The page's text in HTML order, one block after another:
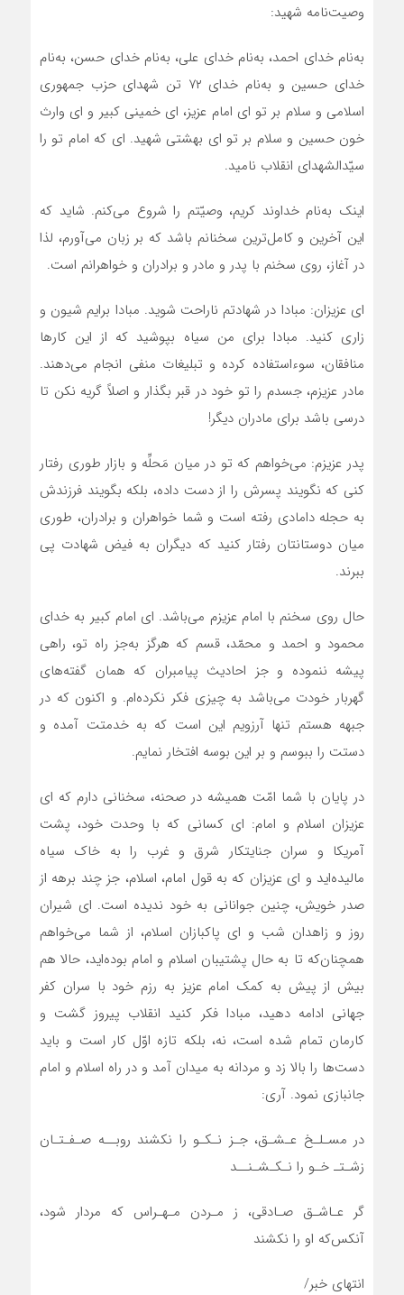
وصیت‌نامه شهید:
به‌نام‌ خدای‌ احمد، به‌نام‌ خدای‌ علی، به‌نام‌ خدای‌ حسن، به‌نام‌
خدای‌ حسین و به‌نام خدای ۷۲ تن شهدای حزب جمهوری
اسلامی و سلام بر تو ای امام عزیز، ای خمینی کبیر و ای وارث
خون حسین و سلام بر تو ای بهشتی شهید. ای که امام تو را
سیّدالشهدای انقلاب نامید.
اینک به‌نام‌ خداوند کریم، وصیّتم را شروع می‌کنم. شاید که
این‌ آخرین‌ و کامل‌ترین‌ سخنانم باشد که بر زبان می‌آورم، لذا
در آغاز، روی سخنم با پدر و مادر و برادران و خواهرانم است.
ای عزیزان: مبادا در شهادتم ناراحت شوید. مبادا برایم شیون و
زاری کنید. مبادا برای من سیاه بپوشید که از این کارها
منافقان، سوءاستفاده کرده و تبلیغات منفی انجام می‌دهند.
مادر عزیزم، جسدم را تو خود در قبر بگذار و اصلاً گریه نکن تا
درسی باشد برای مادران دیگر!
پدر عزیزم: می‌خواهم که تو در میان مَحلِّه و بازار طوری رفتار
کنی که نگویند پسرش را از دست داده، بلکه بگویند فرزندش
به حجله دامادی رفته است و شما خواهران و برادران، طوری
میان دوستانتان رفتار کنید که دیگران به فیض شهادت پی
ببرند.
حال روی سخنم با امام عزیزم می‌باشد. ای امام کبیر به خدای
محمود و احمد و محمّد، قسم که هرگز به‌جز راه تو، راهی
پیشه ننموده و جز احادیث پیامبران که همان گفته‌های
گهربار خودت می‌باشد به چیزی فکر نکرده‌ام. و اکنون که در
جبهه هستم تنها آرزویم این است که به خدمتت آمده و
دستت را ببوسم و بر این بوسه افتخار نمایم.
در پایان با شما امّت همیشه در صحنه، سخنانی دارم که ای
عزیزان اسلام و امام: ای کسانی که با وحدت خود، پشت
آمریکا و سران جنایتکار شرق و غرب را به خاک سیاه
مالیده‌اید و ای عزیزان که به قول امام، اسلام، جز چند برهه از
صدر خویش، چنین جوانانی به خود ندیده است. ای شیران
روز و زاهدان شب و ای پاکبازان اسلام، از شما می‌خواهم
همچنان‌که تا به حال پشتیبان اسلام و امام بوده‌اید، حالا هم
بیش از پیش به کمک امام عزیز به رزم خود با سران کفر
جهانی ادامه دهید، مبادا فکر کنید انقلاب پیروز گشت و
کارمان تمام شده است، نه، بلکه تازه اوّل کار است و باید
دست‌ها را بالا زد و مردانه به میدان آمد و در راه اسلام و امام
جانبازی نمود. آری:
در مسـلـخ عـشـق، جـز نـکـو را نکشند روبــه صـفـتـان
زشـتـ خـو را نـکـشـنــد
گر عـاشـق صـادقی، ز مـردن مـهـراس که مردار شود،
آنکس‌که او را نکشند
انتهای خبر/